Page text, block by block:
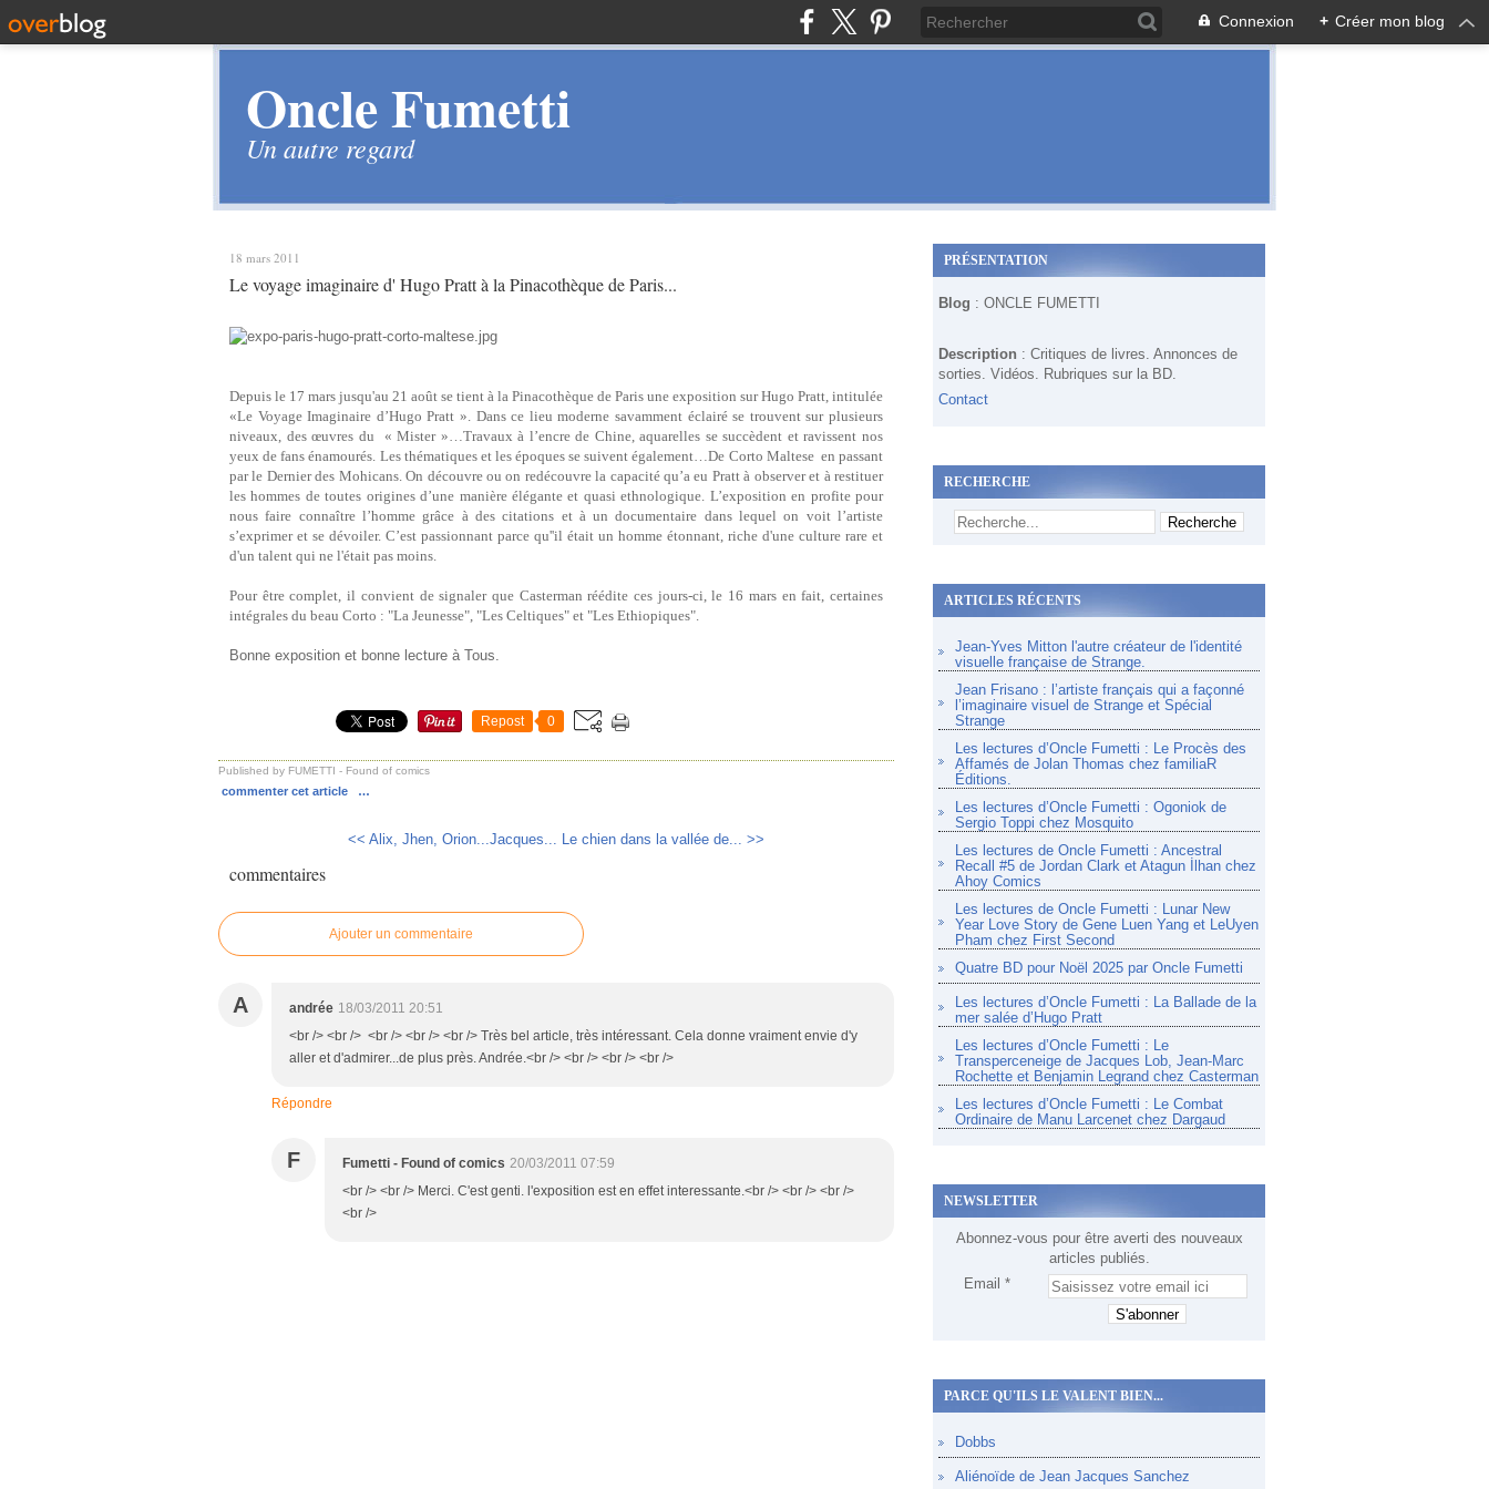
Connexion + Créer mon blog
Oncle Fumetti
Un autre regard
18 mars 2011
Le voyage imaginaire d' Hugo Pratt à la Pinacothèque de Paris...
Depuis le 17 mars jusqu'au 21 août se tient à la Pinacothèque de Paris une exposition sur Hugo Pratt, intitulée
«Le Voyage Imaginaire d’Hugo Pratt ». Dans ce lieu moderne savamment éclairé se trouvent sur plusieurs
niveaux, des œuvres du « Mister »…Travaux à l’encre de Chine, aquarelles se succèdent et ravissent nos
yeux de fans énamourés. Les thématiques et les époques se suivent également…De Corto Maltese en passant
par le Dernier des Mohicans. On découvre ou on redécouvre la capacité qu’a eu Pratt à observer et à restituer
les hommes de toutes origines d’une manière élégante et quasi ethnologique. L’exposition en profite pour
nous faire connaître l’homme grâce à des citations et à un documentaire dans lequel on voit l’artiste
s’exprimer et se dévoiler. C’est passionnant parce qu''il était un homme étonnant, riche d'une culture rare et
d'un talent qui ne l'était pas moins.
Pour être complet, il convient de signaler que Casterman réédite ces jours-ci, le 16 mars en fait, certaines
intégrales du beau Corto : "La Jeunesse", "Les Celtiques" et "Les Ethiopiques".
Bonne exposition et bonne lecture à Tous.
Repost 0
Published by FUMETTI - Found of comics
commenter cet article …
<< Alix, Jhen, Orion...Jacques... Le chien dans la vallée de... >>
commentaires
Ajouter un commentaire
A andrée 18/03/2011 20:51
<br /> <br /> <br /> <br /> <br /> Très bel article, très intéressant. Cela donne vraiment envie d'y
aller et d'admirer...de plus près. Andrée.<br /> <br /> <br /> <br />
Répondre
F Fumetti - Found of comics 20/03/2011 07:59
<br /> <br /> Merci. C'est genti. l'exposition est en effet interessante.<br /> <br /> <br />
<br />
PRÉSENTATION
Blog : ONCLE FUMETTI
Description : Critiques de livres. Annonces de
sorties. Vidéos. Rubriques sur la BD.
Contact
RECHERCHE
ARTICLES RÉCENTS
Jean-Yves Mitton l'autre créateur de l'identité
visuelle française de Strange.
Jean Frisano : l’artiste français qui a façonné
l’imaginaire visuel de Strange et Spécial
Strange
Les lectures d’Oncle Fumetti : Le Procès des
Affamés de Jolan Thomas chez familiaR
Éditions.
Les lectures d’Oncle Fumetti : Ogoniok de
Sergio Toppi chez Mosquito
Les lectures de Oncle Fumetti : Ancestral
Recall #5 de Jordan Clark et Atagun İlhan chez
Ahoy Comics
Les lectures de Oncle Fumetti : Lunar New
Year Love Story de Gene Luen Yang et LeUyen
Pham chez First Second
Quatre BD pour Noël 2025 par Oncle Fumetti
Les lectures d’Oncle Fumetti : La Ballade de la
mer salée d’Hugo Pratt
Les lectures d’Oncle Fumetti : Le
Transperceneige de Jacques Lob, Jean-Marc
Rochette et Benjamin Legrand chez Casterman
Les lectures d’Oncle Fumetti : Le Combat
Ordinaire de Manu Larcenet chez Dargaud
NEWSLETTER
Abonnez-vous pour être averti des nouveaux
articles publiés.
Email
PARCE QU'ILS LE VALENT BIEN...
Dobbs
Aliénoïde de Jean Jacques Sanchez